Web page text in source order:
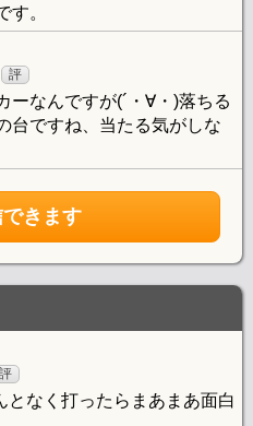
す。
評
ーなんですが(´・∀・)落ちる
台ですね、当たる気がしな
きます
評
なく打ったらまあまあ面白